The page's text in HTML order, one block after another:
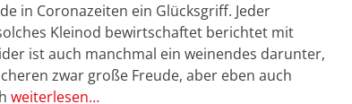
in Coronazeiten ein Glücksgriff. Jeder
Kleinod bewirtschaftet berichtet mit
ist auch manchmal ein weinendes darunter,
zwar große Freude, aber eben auch
weiterlesen…